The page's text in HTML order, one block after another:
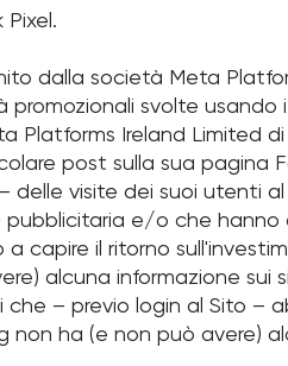
dalla società Meta
promozionali svolte
Platforms Ireland Limited
post sulla sua pagina
delle visite dei suoi utenti
e/o che
capire il ritorno
alcuna informazione sui
che – previo login al Sito
non ha (e non può avere)